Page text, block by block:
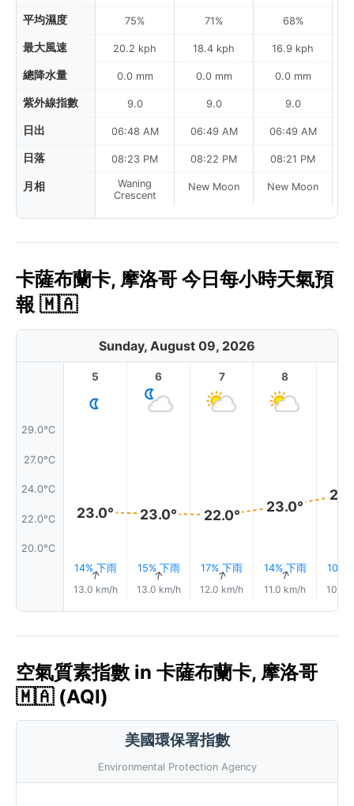
平均濕度
最大風速
總降水量
紫外線指數
日出
日落
月相
75%
20.2 kph
0.0 mm
9.0
06:48 AM
08:23 PM
Waning
Crescent
71%
18.4 kph
0.0 mm
9.0
06:49 AM
08:22 PM
New Moon
68%
16.9 kph
0.0 mm
9.0
06:49 AM
08:21 PM
New Moon
卡薩布蘭卡, 摩洛哥 今日每小時天氣預
報 🇲🇦
Sunday, August 09, 2026
29.0°C
27.0°C
24.0°C
22.0°C
20.0°C
5
23.0°
14% 下雨
↑
13.0 km/h
6
23.0°
15% 下雨
↑
13.0 km/h
7
22.0°
17% 下雨
↑
12.0 km/h
8
23.0°
14% 下雨
↑
11.0 km/h
10%
10.0
空氣質素指數 in 卡薩布蘭卡, 摩洛哥
🇲🇦 (AQI)
美國環保署指數
Environmental Protection Agency